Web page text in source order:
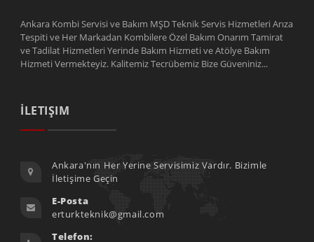
Ankara Kombi Servisi ve Bakım MŞD Teknik Servis Hizmetleri Arıza
Tespiti ve Her Markadan Kombilere Özel Bakım Onarım Tamirat
ve Tadilat Hizmetleri Yerinde Bakım Hizmeti ve Atölye Bakım
Hizmeti Vermekteyiz. Kalitemiz Tecrübemiz Bize Güveniniz...
İLETIŞIM
Ankara'nın Her Yerine Servisimiz Vardır. Bizimle
İletişime Geçin
E-Posta
erturkteknik@gmail.com
Telefon: